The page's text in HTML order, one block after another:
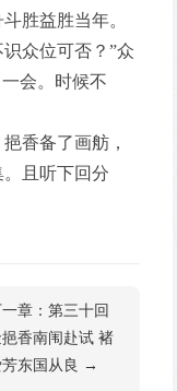
胜益胜当年。
众位可否？”众
会。时候不
香备了画舫，
且听下回分
章：第三十回
香南闱赴试 褚
芳东国从良 →